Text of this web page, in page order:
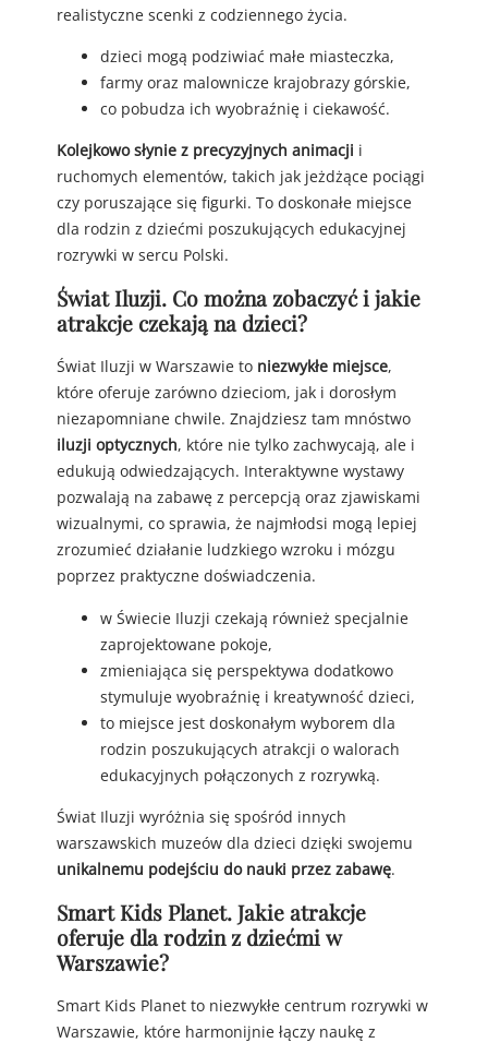
realistyczne scenki z codziennego życia.
dzieci mogą podziwiać małe miasteczka,
farmy oraz malownicze krajobrazy górskie,
co pobudza ich wyobraźnię i ciekawość.
Kolejkowo słynie z precyzyjnych animacji i
ruchomych elementów, takich jak jeżdżące pociągi
czy poruszające się figurki. To doskonałe miejsce
dla rodzin z dziećmi poszukujących edukacyjnej
rozrywki w sercu Polski.
Świat Iluzji. Co można zobaczyć i jakie
atrakcje czekają na dzieci?
Świat Iluzji w Warszawie to niezwykłe miejsce,
które oferuje zarówno dzieciom, jak i dorosłym
niezapomniane chwile. Znajdziesz tam mnóstwo
iluzji optycznych, które nie tylko zachwycają, ale i
edukują odwiedzających. Interaktywne wystawy
pozwalają na zabawę z percepcją oraz zjawiskami
wizualnymi, co sprawia, że najmłodsi mogą lepiej
zrozumieć działanie ludzkiego wzroku i mózgu
poprzez praktyczne doświadczenia.
w Świecie Iluzji czekają również specjalnie
zaprojektowane pokoje,
zmieniająca się perspektywa dodatkowo
stymuluje wyobraźnię i kreatywność dzieci,
to miejsce jest doskonałym wyborem dla
rodzin poszukujących atrakcji o walorach
edukacyjnych połączonych z rozrywką.
Świat Iluzji wyróżnia się spośród innych
warszawskich muzeów dla dzieci dzięki swojemu
unikalnemu podejściu do nauki przez zabawę.
Smart Kids Planet. Jakie atrakcje
oferuje dla rodzin z dziećmi w
Warszawie?
Smart Kids Planet to niezwykłe centrum rozrywki w
Warszawie, które harmonijnie łączy naukę z